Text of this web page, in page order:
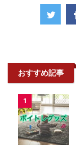
おすすめ記事
1